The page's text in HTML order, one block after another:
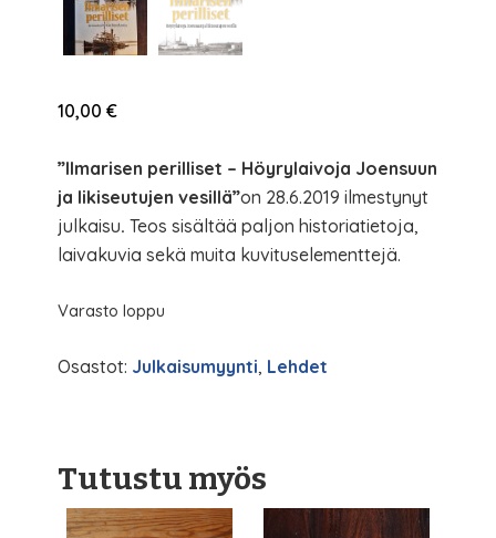
10,00€
”Ilmarisen perilliset – Höyrylaivoja Joensuun
ja likiseutujen vesillä”on 28.6.2019 ilmestynyt
julkaisu.Teos sisältää paljon historiatietoja,
laivakuvia sekä muita kuvituselementtejä.
Varasto loppu
Osastot: Julkaisumyynti, Lehdet
Tutustu myös